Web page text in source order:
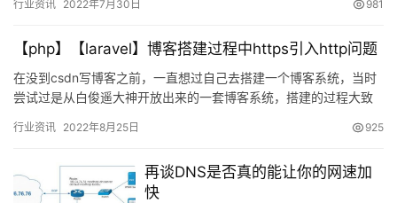
行业资讯 2022年7月30日 981
【php】【laravel】博客搭建过程中https引入http问题
在没到csdn写博客之前，一直想过自己去搭建一个博客系统，当时
尝试过是从白俊遥大神开放出来的一套博客系统，搭建的过程大致
行业资讯 2022年8月25日 925
再谈DNS是否真的能让你的网速加
快